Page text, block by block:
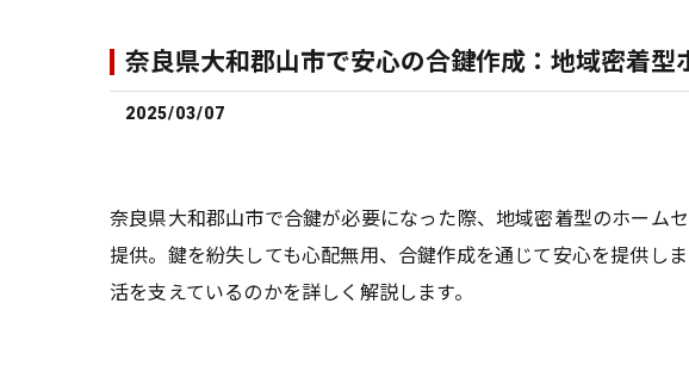
奈良県大和郡山市で安心の合鍵作成：地域密着型
2025/03/07
奈良県大和郡山市で合鍵が必要になった際、地域密着型のホーム
提供。鍵を紛失しても心配無用、合鍵作成を通じて安心を提供し
活を支えているのかを詳しく解説します。